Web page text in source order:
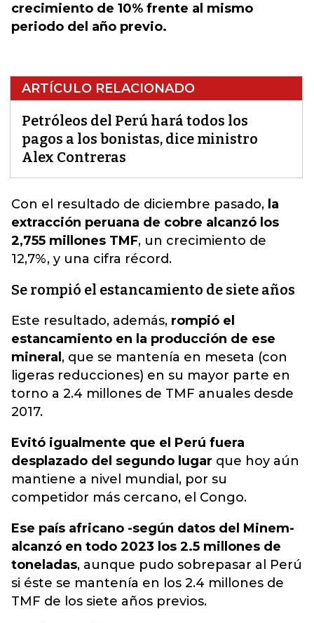
crecimiento de 10% frente al mismo
periodo del año previo.
ARTÍCULO RELACIONADO
Petróleos del Perú hará todos los
pagos a los bonistas, dice ministro
Alex Contreras
Con el resultado de diciembre pasado, la
extracción peruana de cobre alcanzó los
2,755 millones TMF, un crecimiento de
12,7%, y una cifra récord.
Se rompió el estancamiento de siete años
Este resultado, además, rompió el
estancamiento en la producción de ese
mineral , que se mantenía en meseta (con
ligeras reducciones) en su mayor parte en
torno a 2.4 millones de TMF anuales desde
2017.
Evitó igualmente que el Perú fuera
desplazado del segundo lugar que hoy aún
mantiene a nivel mundial, por su
competidor más cercano, el Congo.
Ese país africano -según datos del Minem-
alcanzó en todo 2023 los 2.5 millones de
toneladas, aunque pudo sobrepasar al Perú
si éste se mantenía en los 2.4 millones de
TMF de los siete años previos.